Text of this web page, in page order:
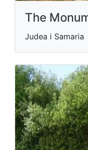
The
Judea i Samaria